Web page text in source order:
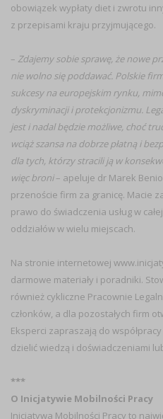
obowiązek wypłaty diet i zwrotu
z przepisami kraju przyjmującego.
– Zdajemy sobie sprawę, że nowe
nie wolno się poddawać. Polskie
sukcesy na europejskim rynku,
dyskryminacji i protekcjonizmu.
jest i nadal będzie możliwe, choć
wciąż szansa na dobrze płatną i
dla tych, którzy stracili ją w
więc broni– apeluje dr Marek
przenoście firm za granicę. Macie
prawo do świadczenia usług w
oddziałów w wielu miejscach.
Na stronie internetowej
darmowe materiały i poradniki.
również cykliczne Pracownie
członków, a dla pozostałych firm
Eksperci zapraszają do
dzielić wiedzą i doświadczeniami
***
O Inicjatywie Mobilności Pracy
Inicjatywa Mobilności Pracy to